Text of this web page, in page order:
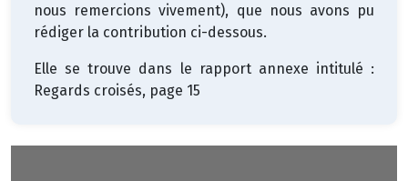
nous remercions vivement), que nous avons pu
rédiger la contribution ci-dessous.
Elle se trouve dans le rapport annexe intitulé :
Regards croisés, page 15